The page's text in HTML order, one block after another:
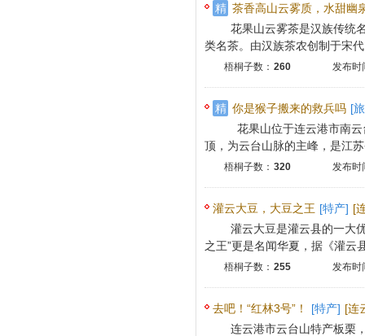
精 茶香高山云雾质，水甜幽
花果山云雾茶是汉族传统
类名茶。由汉族茶农创制于宋
梧桐子数： 260 发布时
精 你是猴子搬来的救兵吗 [
花果山位于连云港市南云
顶，为云台山脉的主峰，是江
梧桐子数： 320 发布时
灌云大豆，大豆之王 [特产] [
灌云大豆是灌云县的一大
之王”更是名闻华夏，据《灌云
梧桐子数： 255 发布时
去吧！“红林3号”！ [特产] [连
连云港市云台山特产板栗